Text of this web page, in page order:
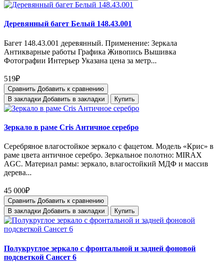
Деревянный багет Белый 148.43.001
Багет 148.43.001 деревянный. Применение: Зеркала
Антикварные работы Графика Живопись Вышивка
Фотографии Интерьер Указана цена за метр...
519₽
Сравнить Добавить к сравнению
В закладки Добавить в закладки Купить
Зеркало в раме Cris Античное серебро
Серебряное влагостойкое зеркало с фацетом. Модель «Крис» в
раме цвета античное серебро. Зеркальное полотно: MIRAX
AGC. Материал рамы: зеркало, влагостойкий МДФ и массив
дерева...
45 000₽
Сравнить Добавить к сравнению
В закладки Добавить в закладки Купить
Полукруглое зеркало с фронтальной и задней фоновой
подсветкой Сансет 6